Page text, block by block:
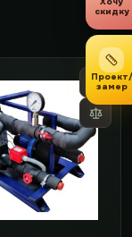
скидку
Проект/
замер